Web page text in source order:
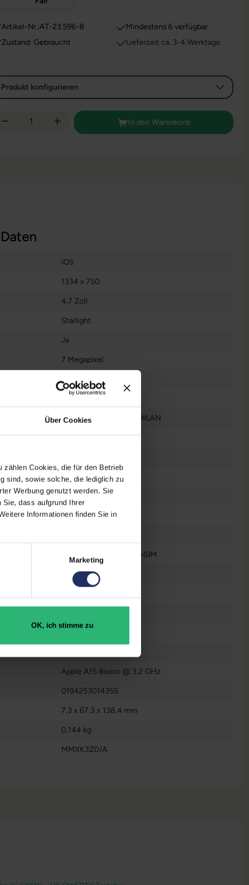
Über Cookies
Cookies, die für den Betrieb
sind, sowie solche, die lediglich zu
Werbung genutzt werden. Sie
Sie, dass aufgrund Ihrer
Informationen finden Sie in
Marketing
OK, ich stimme zu
Artikel-Nr.:AT-23.596-B
Zustand: Gebraucht
Mindestens 6 verfügbar
Lieferzeit ca. 3-4 Werktage
Produkt konfigurieren
Anzahl: Gib den gewünschten Wert ein
In den Warenkorb
iOS
1334 x 750
4,7 Zoll
Starlight
Ja
7 Megapixel
Nein
Gut
Bluetooth , WLAN
2022
IPS-LCD
326 ppi
6
, eSIM
1x Lightning
Apple A15 Bionic @ 3,2 GHz
0194253014355
7,3 x 67,3 x 138,4 mm
0,144 kg
MMXK3ZD/A